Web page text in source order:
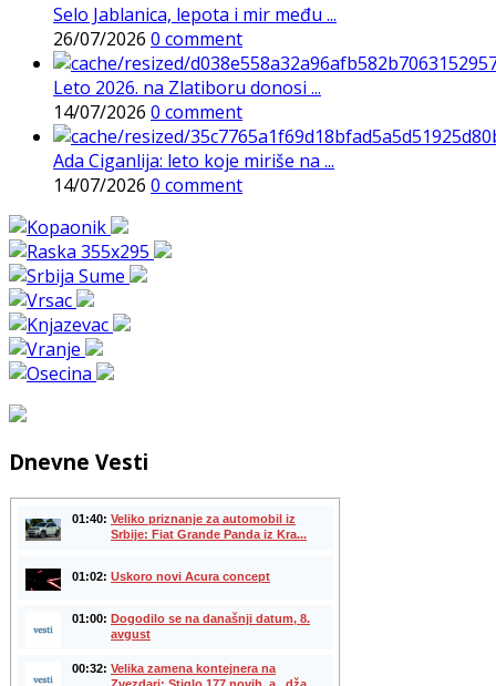
Selo Jablanica, lepota i mir među ...
26/07/2026 0 comment
Leto 2026. na Zlatiboru donosi ...
14/07/2026 0 comment
Ada Ciganlija: leto koje miriše na ...
14/07/2026 0 comment
Dnevne Vesti